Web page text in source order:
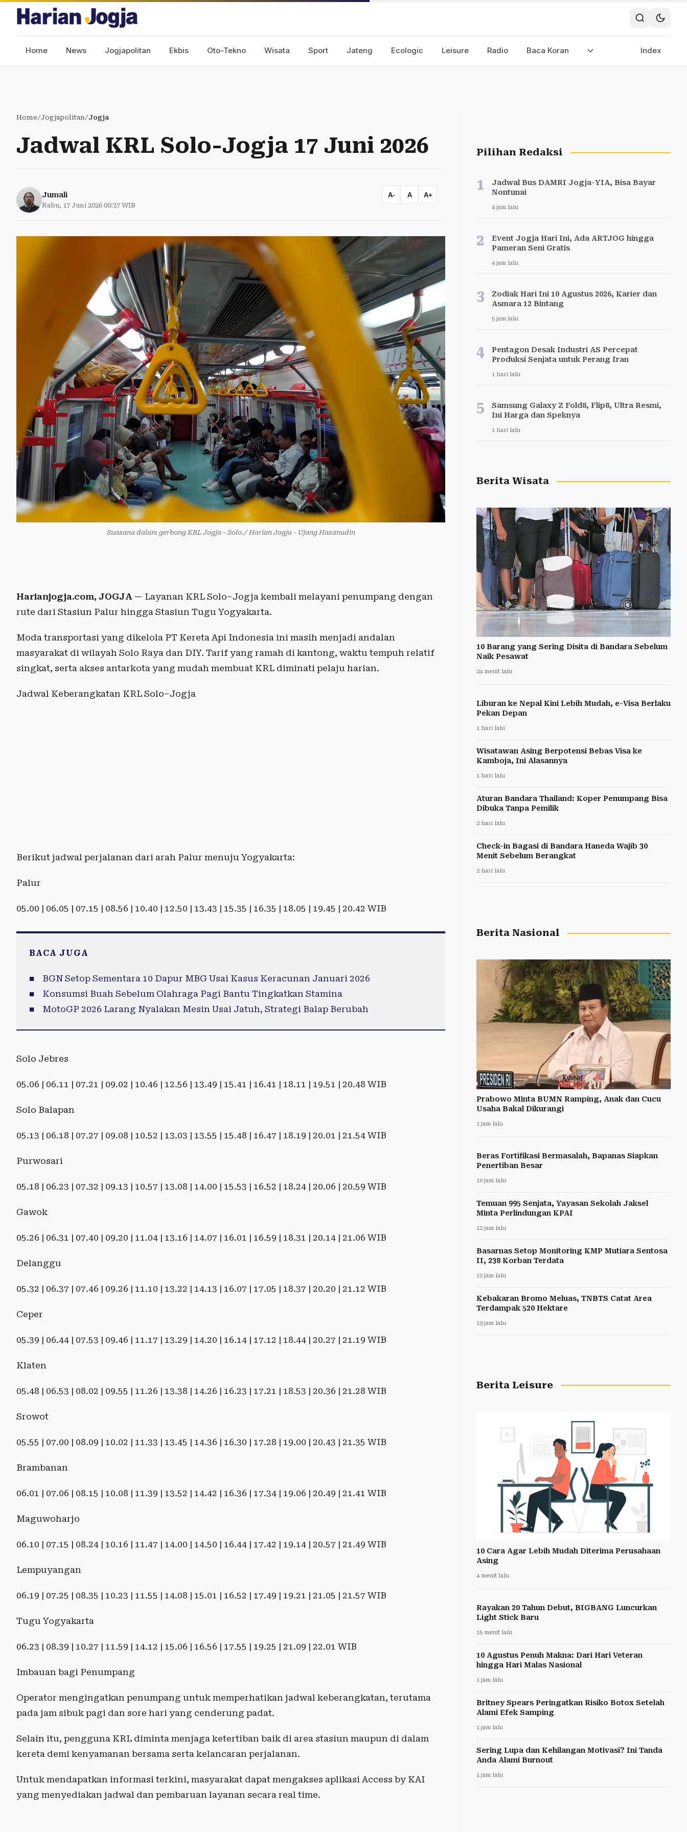
Home News Jogjapolitan Ekbis Oto-Tekno Wisata Sport Jateng Ecologic Leisure Radio Baca Koran Index
Home/Jogjapolitan/Jogja
Jadwal KRL Solo-Jogja 17 Juni 2026
Jumali
Rabu, 17 Juni 2026 00:37 WIB
A- A A+
Suasana dalam gerbong KRL Jogja - Solo./ Harian Jogja - Ujang Hasanudin
Harianjogja.com, JOGJA — Layanan KRL Solo–Jogja kembali melayani penumpang dengan
rute dari Stasiun Palur hingga Stasiun Tugu Yogyakarta.
Moda transportasi yang dikelola PT Kereta Api Indonesia ini masih menjadi andalan
masyarakat di wilayah Solo Raya dan DIY. Tarif yang ramah di kantong, waktu tempuh relatif
singkat, serta akses antarkota yang mudah membuat KRL diminati pelaju harian.
Jadwal Keberangkatan KRL Solo–Jogja
Berikut jadwal perjalanan dari arah Palur menuju Yogyakarta:
Palur
05.00 | 06.05 | 07.15 | 08.56 | 10.40 | 12.50 | 13.43 | 15.35 | 16.35 | 18.05 | 19.45 | 20.42 WIB
BACA JUGA
BGN Setop Sementara 10 Dapur MBG Usai Kasus Keracunan Januari 2026
Konsumsi Buah Sebelum Olahraga Pagi Bantu Tingkatkan Stamina
MotoGP 2026 Larang Nyalakan Mesin Usai Jatuh, Strategi Balap Berubah
Solo Jebres
05.06 | 06.11 | 07.21 | 09.02 | 10.46 | 12.56 | 13.49 | 15.41 | 16.41 | 18.11 | 19.51 | 20.48 WIB
Solo Balapan
05.13 | 06.18 | 07.27 | 09.08 | 10.52 | 13.03 | 13.55 | 15.48 | 16.47 | 18.19 | 20.01 | 21.54 WIB
Purwosari
05.18 | 06.23 | 07.32 | 09.13 | 10.57 | 13.08 | 14.00 | 15.53 | 16.52 | 18.24 | 20.06 | 20.59 WIB
Gawok
05.26 | 06.31 | 07.40 | 09.20 | 11.04 | 13.16 | 14.07 | 16.01 | 16.59 | 18.31 | 20.14 | 21.06 WIB
Delanggu
05.32 | 06.37 | 07.46 | 09.26 | 11.10 | 13.22 | 14.13 | 16.07 | 17.05 | 18.37 | 20.20 | 21.12 WIB
Ceper
05.39 | 06.44 | 07.53 | 09.46 | 11.17 | 13.29 | 14.20 | 16.14 | 17.12 | 18.44 | 20.27 | 21.19 WIB
Klaten
05.48 | 06.53 | 08.02 | 09.55 | 11.26 | 13.38 | 14.26 | 16.23 | 17.21 | 18.53 | 20.36 | 21.28 WIB
Srowot
05.55 | 07.00 | 08.09 | 10.02 | 11.33 | 13.45 | 14.36 | 16.30 | 17.28 | 19.00 | 20.43 | 21.35 WIB
Brambanan
06.01 | 07.06 | 08.15 | 10.08 | 11.39 | 13.52 | 14.42 | 16.36 | 17.34 | 19.06 | 20.49 | 21.41 WIB
Maguwoharjo
06.10 | 07.15 | 08.24 | 10.16 | 11.47 | 14.00 | 14.50 | 16.44 | 17.42 | 19.14 | 20.57 | 21.49 WIB
Lempuyangan
06.19 | 07.25 | 08.35 | 10.23 | 11.55 | 14.08 | 15.01 | 16.52 | 17.49 | 19.21 | 21.05 | 21.57 WIB
Tugu Yogyakarta
06.23 | 08.39 | 10.27 | 11.59 | 14.12 | 15.06 | 16.56 | 17.55 | 19.25 | 21.09 | 22.01 WIB
Imbauan bagi Penumpang
Operator mengingatkan penumpang untuk memperhatikan jadwal keberangkatan, terutama
pada jam sibuk pagi dan sore hari yang cenderung padat.
Selain itu, pengguna KRL diminta menjaga ketertiban baik di area stasiun maupun di dalam
kereta demi kenyamanan bersama serta kelancaran perjalanan.
Untuk mendapatkan informasi terkini, masyarakat dapat mengakses aplikasi Access by KAI
yang menyediakan jadwal dan pembaruan layanan secara real time.
Pilihan Redaksi
1
Jadwal Bus DAMRI Jogja-YIA, Bisa Bayar
Nontunai
4 jam lalu
2
Event Jogja Hari Ini, Ada ARTJOG hingga
Pameran Seni Gratis
4 jam lalu
3
Zodiak Hari Ini 10 Agustus 2026, Karier dan
Asmara 12 Bintang
5 jam lalu
4
Pentagon Desak Industri AS Percepat
Produksi Senjata untuk Perang Iran
1 hari lalu
5
Samsung Galaxy Z Fold8, Flip8, Ultra Resmi,
Ini Harga dan Speknya
1 hari lalu
Berita Wisata
10 Barang yang Sering Disita di Bandara Sebelum
Naik Pesawat
24 menit lalu
Liburan ke Nepal Kini Lebih Mudah, e-Visa Berlaku
Pekan Depan
1 hari lalu
Wisatawan Asing Berpotensi Bebas Visa ke
Kamboja, Ini Alasannya
1 hari lalu
Aturan Bandara Thailand: Koper Penumpang Bisa
Dibuka Tanpa Pemilik
2 hari lalu
Check-in Bagasi di Bandara Haneda Wajib 30
Menit Sebelum Berangkat
2 hari lalu
Berita Nasional
Prabowo Minta BUMN Ramping, Anak dan Cucu
Usaha Bakal Dikurangi
1 jam lalu
Beras Fortifikasi Bermasalah, Bapanas Siapkan
Penertiban Besar
10 jam lalu
Temuan 995 Senjata, Yayasan Sekolah Jaksel
Minta Perlindungan KPAI
12 jam lalu
Basarnas Setop Monitoring KMP Mutiara Sentosa
II, 238 Korban Terdata
12 jam lalu
Kebakaran Bromo Meluas, TNBTS Catat Area
Terdampak 520 Hektare
13 jam lalu
Berita Leisure
10 Cara Agar Lebih Mudah Diterima Perusahaan
Asing
4 menit lalu
Rayakan 20 Tahun Debut, BIGBANG Luncurkan
Light Stick Baru
15 menit lalu
10 Agustus Penuh Makna: Dari Hari Veteran
hingga Hari Malas Nasional
1 jam lalu
Britney Spears Peringatkan Risiko Botox Setelah
Alami Efek Samping
1 jam lalu
Sering Lupa dan Kehilangan Motivasi? Ini Tanda
Anda Alami Burnout
1 jam lalu